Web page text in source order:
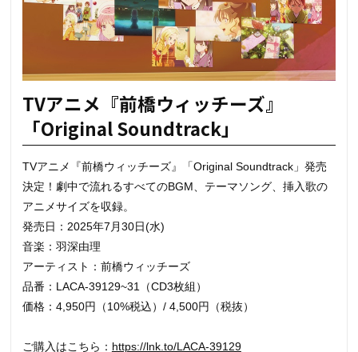
TVアニメ『前橋ウィッチーズ』
「Original Soundtrack」
TVアニメ『前橋ウィッチーズ』「Original Soundtrack」発売
決定！劇中で流れるすべてのBGM、テーマソング、挿入歌の
アニメサイズを収録。
発売日：2025年7月30日(水)
音楽：羽深由理
アーティスト：前橋ウィッチーズ
品番：LACA-39129~31（CD3枚組）
価格：4,950円（10%税込）/ 4,500円（税抜）
ご購入はこちら： https://lnk.to/LACA-39129